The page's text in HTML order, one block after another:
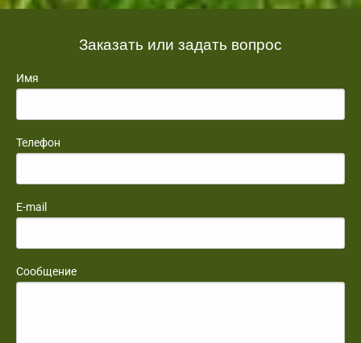
Заказать или задать вопрос
Имя
Телефон
E-mail
Сообщение